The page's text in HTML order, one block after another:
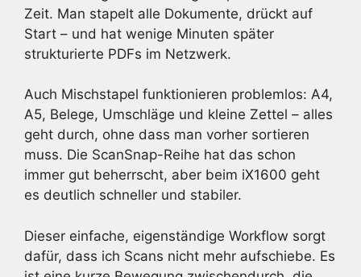
Zeit. Man stapelt alle Dokumente, drückt auf
Start – und hat wenige Minuten später
strukturierte PDFs im Netzwerk.
Auch Mischstapel funktionieren problemlos: A4,
A5, Belege, Umschläge und kleine Zettel – alles
geht durch, ohne dass man vorher sortieren
muss. Die ScanSnap-Reihe hat das schon
immer gut beherrscht, aber beim iX1600 geht
es deutlich schneller und stabiler.
Dieser einfache, eigenständige Workflow sorgt
dafür, dass ich Scans nicht mehr aufschiebe. Es